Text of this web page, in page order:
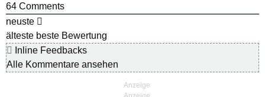
64 Comments
neuste
älteste beste Bewertung
Inline Feedbacks
Alle Kommentare ansehen